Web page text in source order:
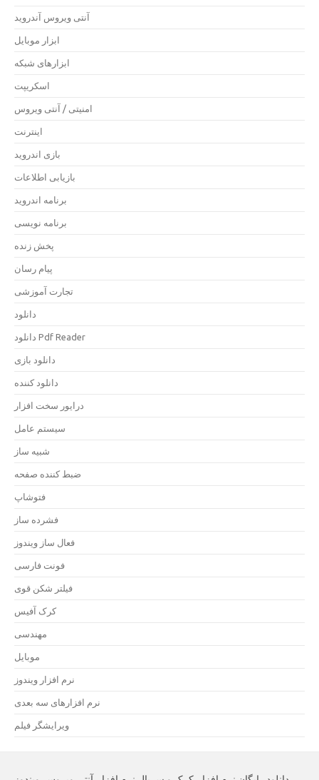
آنتی ویروس آندروید
ابزار موبایل
ابزارهای شبکه
اسکریپت
امنیتی / آنتی ویروس
اینترنت
بازی اندروید
بازیابی اطلاعات
برنامه اندروید
برنامه نویسی
پخش زنده
پیام رسان
تجارت آموزشی
دانلود
دانلود Pdf Reader
دانلود بازی
دانلود کننده
درایور سخت افزار
سیستم عامل
شبیه ساز
ضبط کننده صفحه
فتوشاپ
فشرده ساز
فعال ساز ویندوز
فونت فارسی
فیلتر شکن قوی
کرک آفیس
مهندسی
موبایل
نرم افزار ویندوز
نرم افزارهای سه بعدی
ویرایشگر فیلم